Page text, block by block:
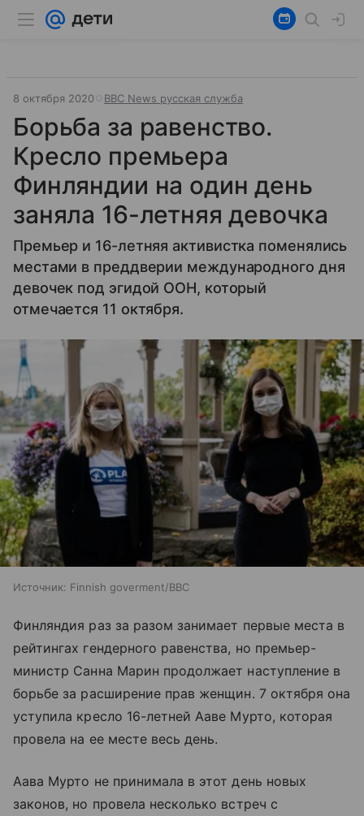
8 октября 2020 ВВС News русская служба
Борьба за равенство.
Кресло премьера
Финляндии на один день
заняла 16-летняя девочка
Премьер и 16-летняя активистка поменялись
местами в преддверии международного дня
девочек под эгидой ООН, который
отмечается 11 октября.
Источник: Finnish goverment/BBC
Финляндия раз за разом занимает первые места в
рейтингах гендерного равенства, но премьер-
министр Санна Марин продолжает наступление в
борьбе за расширение прав женщин. 7 октября она
уступила кресло 16-летней Ааве Мурто, которая
провела на ее месте весь день.
Аава Мурто не принимала в этот день новых
законов, но провела несколько встреч с